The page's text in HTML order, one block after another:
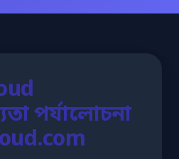
পর্যালোচনা